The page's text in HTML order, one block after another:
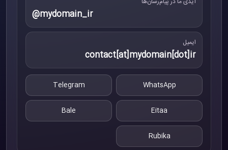
@mydomain_ir
ایمیل
contact[at]mydomain[dot]ir
WhatsApp
Telegram
Eitaa
Bale
Rubika